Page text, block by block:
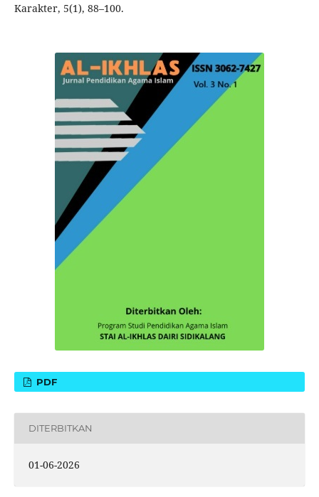
Karakter, 5(1), 88–100.
PDF
DITERBITKAN
01-06-2026